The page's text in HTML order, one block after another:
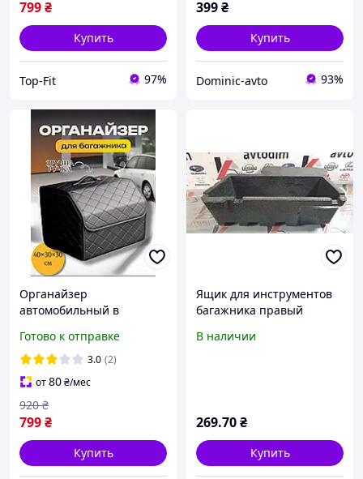
799₴
Купить
Top-Fit 97%
399₴
Купить
Dominic-avto 93%
Органайзер
автомобильный в
автомобиля саквояж в
машину ящик для
багажника размер М
Готово к отправке
3.0 (2)
от80₴/мес
799₴
920 ₴
Купить
Ящик для инструментов
багажника правый
Nissan X-Trail T31 Diesel
В наличии
269.70₴
Купить